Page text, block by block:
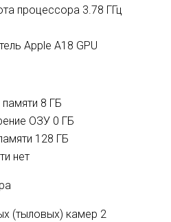
процессора 3.78 ГГц
Apple A18 GPU
8 ГБ
ОЗУ 0 ГБ
128 ГБ
нет
(тыловых) камер 2